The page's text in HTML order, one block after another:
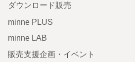
ダウンロード販売
minne PLUS
minne LAB
販売支援企画・イベント